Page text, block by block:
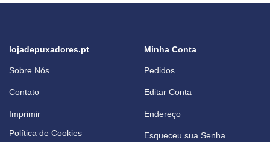
lojadepuxadores.pt
Sobre Nós
Contato
Imprimir
Política de Cookies
Minha Conta
Pedidos
Editar Conta
Endereço
Esqueceu sua Senha